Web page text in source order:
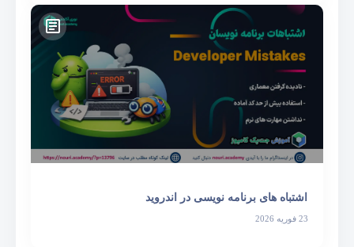
اشتباه های برنامه نویسی در اندروید
23 فوریه 2026